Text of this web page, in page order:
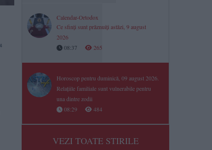
Calendar-Ortodox
Ce sfinți sunt prăznuiți astăzi, 9 august
2026
08:37
265
Horoscop pentru duminică, 09 august 2026.
Relațiile familiale sunt vulnerabile pentru
una dintre zodii
08:29
484
VEZI TOATE STIRILE